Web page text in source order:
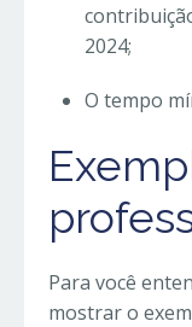
2024;
O tempo
Para você
mostrar o